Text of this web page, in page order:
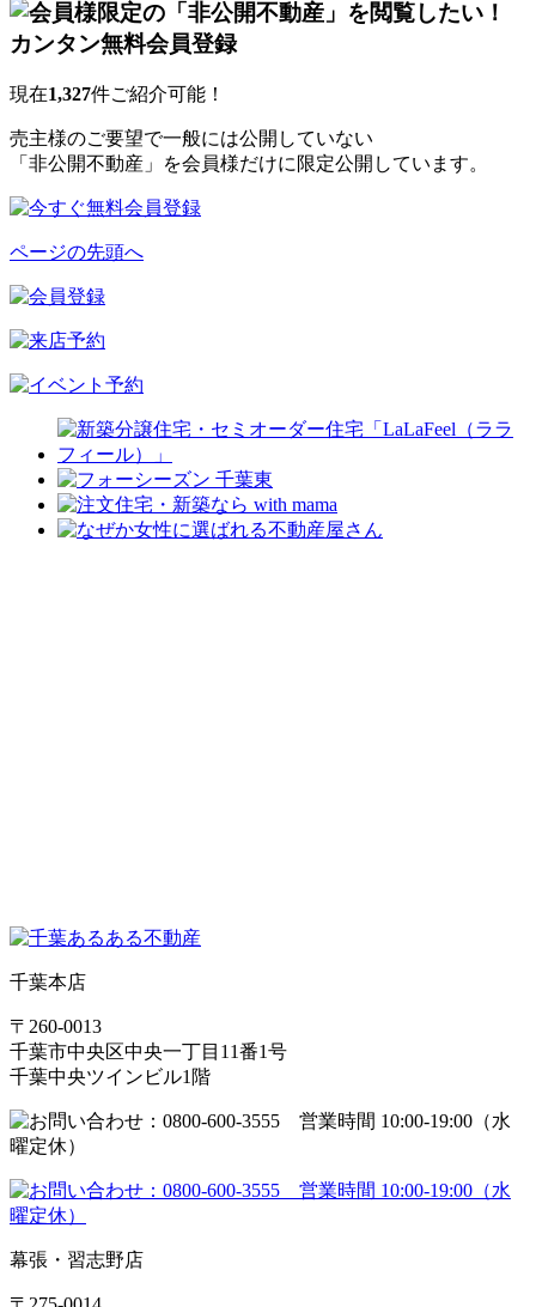
現在1,327件ご紹介可能！
売主様のご要望で一般には公開していない
「非公開不動産」を会員様だけに限定公開しています。
ページの先頭へ
千葉本店
〒260-0013
千葉市中央区中央一丁目11番1号
千葉中央ツインビル1階
幕張・習志野店